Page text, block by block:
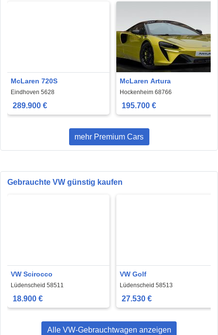
McLaren 720S
Eindhoven 5628
289.900 €
McLaren Artura
Hockenheim 68766
195.700 €
mehr Premium Cars
Gebrauchte VW günstig kaufen
VW Scirocco
Lüdenscheid 58511
18.900 €
VW Golf
Lüdenscheid 58513
27.530 €
Alle VW-Gebrauchtwagen anzeigen